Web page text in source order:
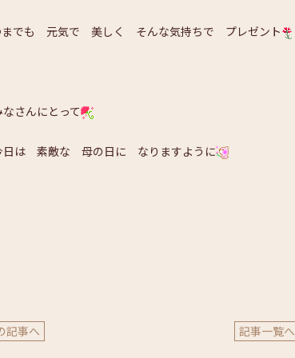
までも 元気で 美しく そんな気持ちで プレゼント
なさんにとって
日は 素敵な 母の日に なりますように
記事へ 記事一覧へ